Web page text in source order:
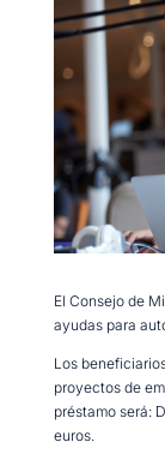
El Consejo de
ayudas para
Los
proyectos de
préstamo será:
euros.